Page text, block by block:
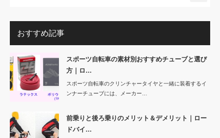
おすすめ記事
スポーツ自転車の素材別おすすめチューブと選び
方｜ロ…
スポーツ自転車のクリンチャータイヤと一緒に装着するイ
ンナーチューブには、メーカー…
前乗りと後ろ乗りのメリット＆デメリット｜ロー
ドバイ…